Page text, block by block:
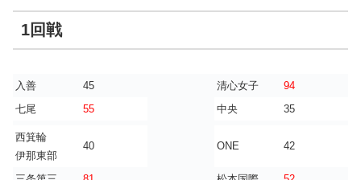
1回戦
入善 45 清心女子
94
七尾
55 中央 35
西箕輪
伊那東部
40 ONE 42